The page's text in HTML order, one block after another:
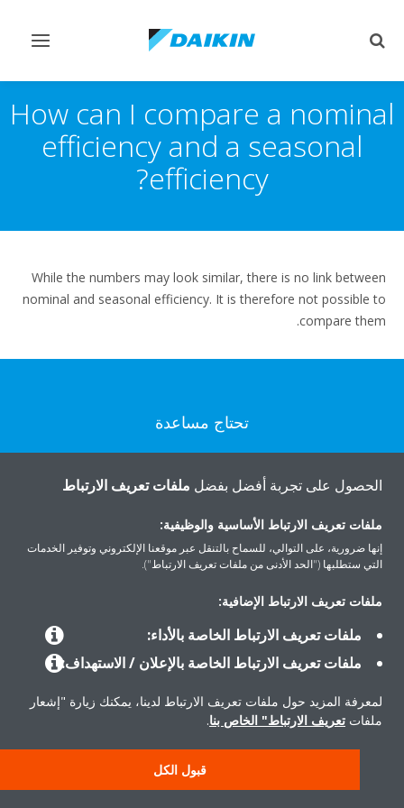
Toggle
Toggle
How can I compare a nominal
efficiency and a seasonal
efficiency?
While the numbers may look similar, there is no link between
nominal and seasonal efficiency. It is therefore not possible to
compare them.
تحتاج مساعدة
اتصل بنا
حلول
حول دايكن
حقوق النشر © دايكن
الحصول على تجربة أفضل بفضل ملفات تعريف الارتباط
ملفات تعريف الارتباط الأساسية والوظيفية:
إنها ضرورية، على التوالي، للسماح بالتنقل عبر موقعنا الإلكتروني وتوفير الخدمات
التي ستطلبها ("الحد الأدنى من ملفات تعريف الارتباط").
ملفات تعريف الارتباط الإضافية:
ملفات تعريف الارتباط الخاصة بالأداء:
ملفات تعريف الارتباط الخاصة بالإعلان / الاستهداف:
لمعرفة المزيد حول ملفات تعريف الارتباط لدينا، يمكنك زيارة "إشعار
ملفات تعريف الارتباط" الخاص بنا.
قبول الكل